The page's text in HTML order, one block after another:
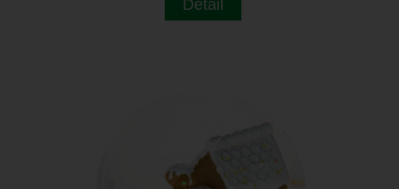
Detail